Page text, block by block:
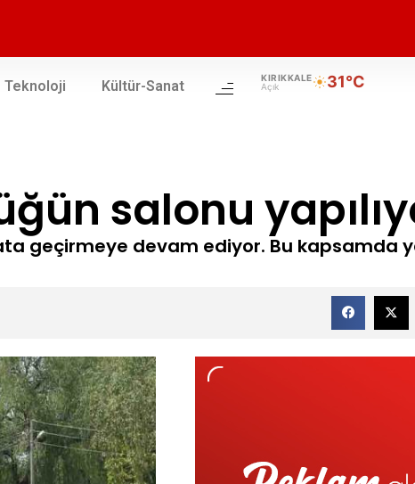
Teknoloji Kültür-Sanat
KIRIKKALE
Açık
31°C
salonu
geçirmeye devam ediyor. Bu kapsamda